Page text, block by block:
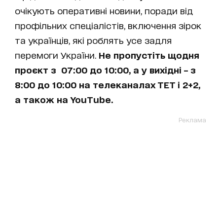
очікують оперативні новини, поради від
профільних спеціалістів, включення зірок
та українців, які роблять усе задля
перемоги України. Не пропустіть щодня
проєкт з 07:00 до 10:00, а у вихідні – з
8:00 до 10:00 на телеканалах ТЕТ і 2+2,
а також на YouTube.
Реклама